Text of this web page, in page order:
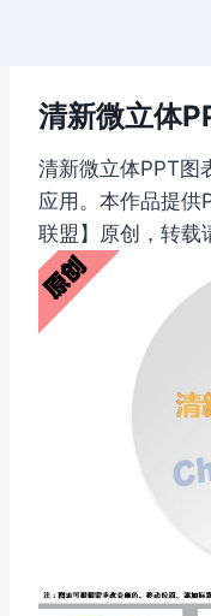
清新微立体
清新微立体PPT图
应用。本作品提供
联盟】原创，转载